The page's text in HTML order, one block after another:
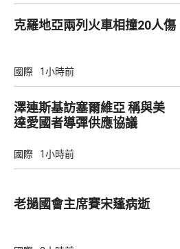
克羅地亞兩列火車相撞20人傷
國際 1小時前
澤連斯基訪塞爾維亞 稱與美
達愛國者導彈供應協議
國際 1小時前
老撾國會主席賽宋蓬病逝